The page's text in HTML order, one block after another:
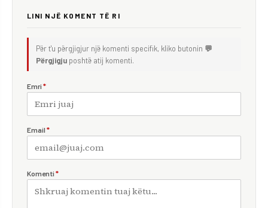
LINI NJË KOMENT TË RI
Për t'u përgjigjur një komenti specifik, kliko butonin 💬
Përgjigju poshtë atij komenti.
Emri *
Email *
Komenti *